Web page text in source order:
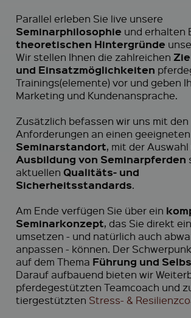
Parallel erleben Sie live unsere
Seminarphilosophie und erhalten
theoretischen Hintergründe
Wir stellen Ihnen die zahlreichen
und Einsatzmöglichkeiten
Trainings(elemente) vor und geben
Marketing und Kundenansprache.
Zusätzlich befassen wir uns mit den
Anforderungen an einen geeigneten
Seminarstandort, mit der Auswahl
Ausbildung von Seminarpferden
aktuellen Qualitäts- und
Sicherheitsstandards.
Am Ende verfügen Sie über ein
Seminarkonzept, das Sie direkt
umsetzen - und natürlich auch
anpassen - können. Der
auf dem Thema Führung und
Darauf aufbauend bieten wir
pferdegestützten Teamcoach und
tiergestützten Stress- &